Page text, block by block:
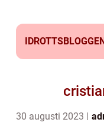
30 augusti 2023